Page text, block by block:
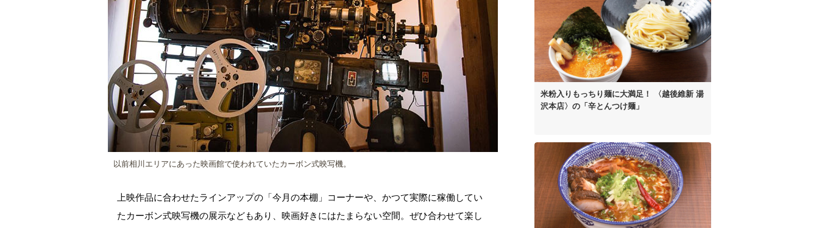
以前相川エリアにあった映画館で使われていたカーボン式映写機。
上映作品に合わせたラインアップの「今月の本棚」コーナーや、かつて実際に稼働してい
たカーボン式映写機の展示などもあり、映画好きにはたまらない空間。ぜひ合わせて楽し
米粉入り もっちり麺に大満足！
〈越後維新 湯
沢本店〉の 「辛とんつけ麺」